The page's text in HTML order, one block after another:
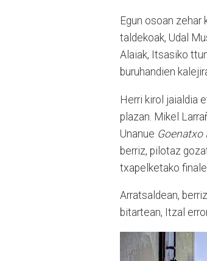
Egun osoan
taldekoak, Udal
Alaiak, Itsasiko
buruhandien
Herri kirol jaialdia
plazan. Mikel
Unanue Goenatxo
berriz, pilotaz
txapelketako
Arratsaldean,
bitartean, Itzal